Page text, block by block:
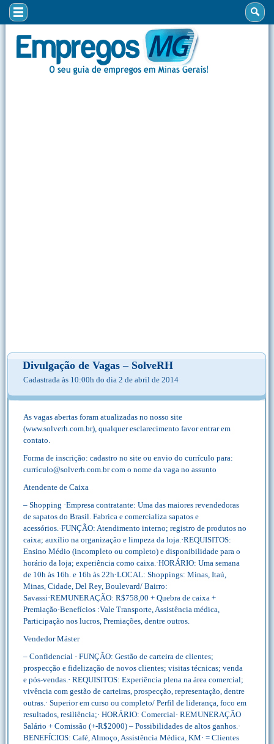
Divulgação de Vagas – SolveRH
Cadastrada às 10:00h do dia 2 de abril de 2014
As vagas abertas foram atualizadas no nosso site
(www.solverh.com.br), qualquer esclarecimento favor entrar em
contato.
Forma de inscrição: cadastro no site ou envio do currículo para:
currículo@solverh.com.br com o nome da vaga no assunto
Atendente de Caixa
– Shopping ·Empresa contratante: Uma das maiores revendedoras
de sapatos do Brasil. Fabrica e comercializa sapatos e
acessórios.·FUNÇÃO: Atendimento interno; registro de produtos no
caixa; auxílio na organização e limpeza da loja.·REQUISITOS:
Ensino Médio (incompleto ou completo) e disponibilidade para o
horário da loja; experiência como caixa.·HORÁRIO: Uma semana
de 10h às 16h. e 16h às 22h·LOCAL: Shoppings: Minas, Itaú,
Minas, Cidade, Del Rey, Boulevard/ Bairro:
Savassi·REMUNERAÇÃO: R$758,00 + Quebra de caixa +
Premiação·Benefícios :Vale Transporte, Assistência médica,
Participação nos lucros, Premiações, dentre outros.
Vendedor Máster
– Confidencial · FUNÇÃO: Gestão de carteira de clientes;
prospecção e fidelização de novos clientes; visitas técnicas; venda
e pós-vendas.· REQUISITOS: Experiência plena na área comercial;
vivência com gestão de carteiras, prospecção, representação, dentre
outras.· Superior em curso ou completo/ Perfil de liderança, foco em
resultados, resiliência;· HORÁRIO: Comercial· REMUNERAÇÃO
Salário + Comissão (+-R$2000) – Possibilidades de altos ganhos.·
BENEFÍCIOS: Café, Almoço, Assistência Médica, KM· = Clientes